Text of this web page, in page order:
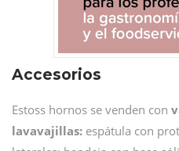
Accesorios
Estoss hornos se venden con
lavavajillas: espátula con